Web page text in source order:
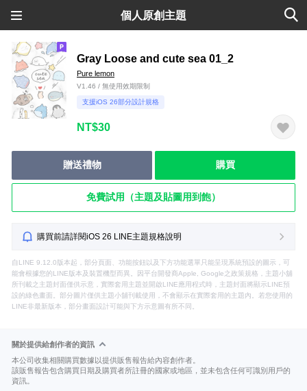
個人原創主題
Gray Loose and cute sea 01_2
Pure lemon
V1.46 / 無使用效期限制
支援iOS 26部分設計規格
NT$30
贈送禮物 購買
免費試用（主題及貼圖用到飽）
購買前請詳閱iOS 26 LINE主題規格說明
自LINE 9.12.0版本起，部分頁面、功能按鈕以及下方功能選單只能呈現系統預設的圖示，可
能會根據您的LINE版本及裝置機型而異。因平台開發商Apple, Google之政策規格，主題小舖
所刊載之主題封面僅供示意，實際套用主題並開啟LINE應用程式時，主題封面將顯示LINE預
設的綠色畫面。部分圖片僅供主題小舖刊載使用，不會顯示在實際套用的主題內。若您使用的
LINE非最新版本，部分畫面設計可能與下方示意圖有所不同。
關於提供給創作者的資訊
本公司收集相關購買數據以提供販售報告給內容創作者。
該販售報告包含購買日期及購買者所註冊的國家或地區，並未包含任何可識別用戶的
資訊。